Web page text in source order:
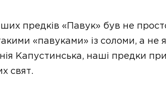
предків «Павук» був не
«павуками» із соломи, а не
Капустинська, наші предки
свят.